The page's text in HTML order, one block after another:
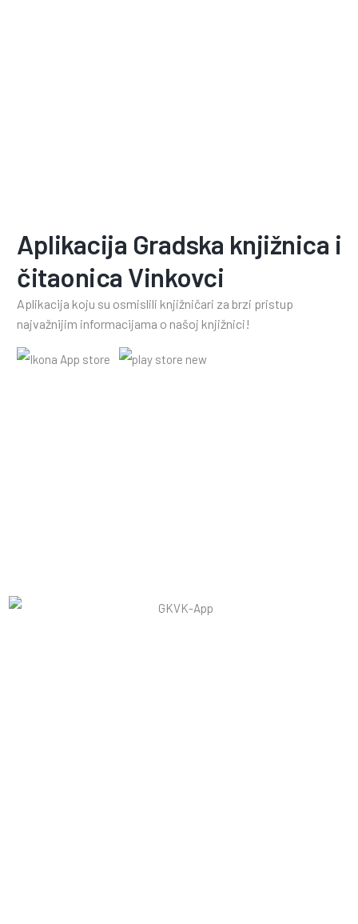
Aplikacija Gradska knjižnica i
čitaonica Vinkovci
Aplikacija koju su osmislili knjižničari za brzi pristup
najvažnijim informacijama o našoj knjižnici!